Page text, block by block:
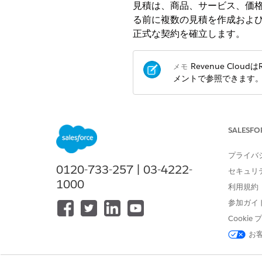
見積は、商品、サービス、価
る前に複数の見積を作成およ
正式な契約を確立します。
メモ Revenue Cloudは
メントで参照できます。
ためのツールを提供します
見積と注文の基本的な設定
次の設定手順を実行して、
ディターの設定に優先度を付
収益管理での注文の管理
0120-733-257 | 03-4222-
1000
プライバ
セキュリ
利用規約
参加ガイ
Cookie
お